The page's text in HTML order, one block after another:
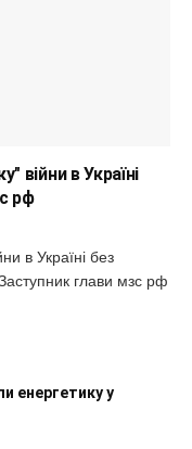
війни в Україні
рф
в Україні без
глави мзс рф
енергетику у